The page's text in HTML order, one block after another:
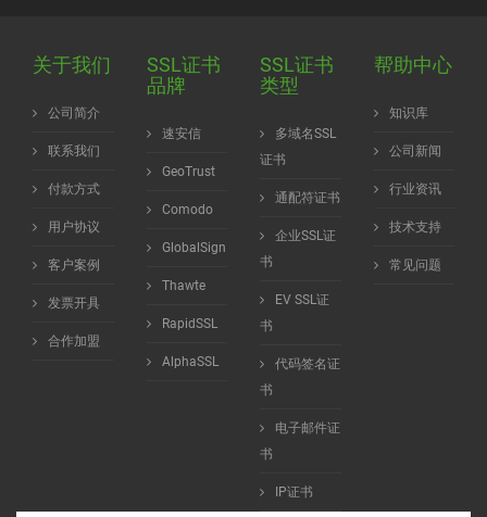
关于我们
公司简介
联系我们
付款方式
用户协议
客户案例
发票开具
合作加盟
SSL证书
品牌
速安信
GeoTrust
Comodo
GlobalSign
Thawte
RapidSSL
AlphaSSL
SSL证书
类型
多域名SSL
证书
通配符证书
企业SSL证
书
EV SSL证
书
代码签名证
书
电子邮件证
书
IP证书
帮助中心
知识库
公司新闻
行业资讯
技术支持
常见问题